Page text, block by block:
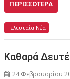
ΠΕΡΙΣΣΌΤΕΡΑ
Τελευταία Νέα
Καθαρά
24 Φεβρουαρίου